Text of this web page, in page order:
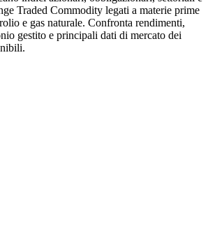
Traded Commodity legati a materie prime
e gas naturale. Confronta rendimenti,
gestito e principali dati di mercato dei